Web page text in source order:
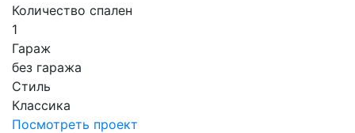
Количество спален
1
Гараж
без гаража
Стиль
Классика
Посмотреть проект